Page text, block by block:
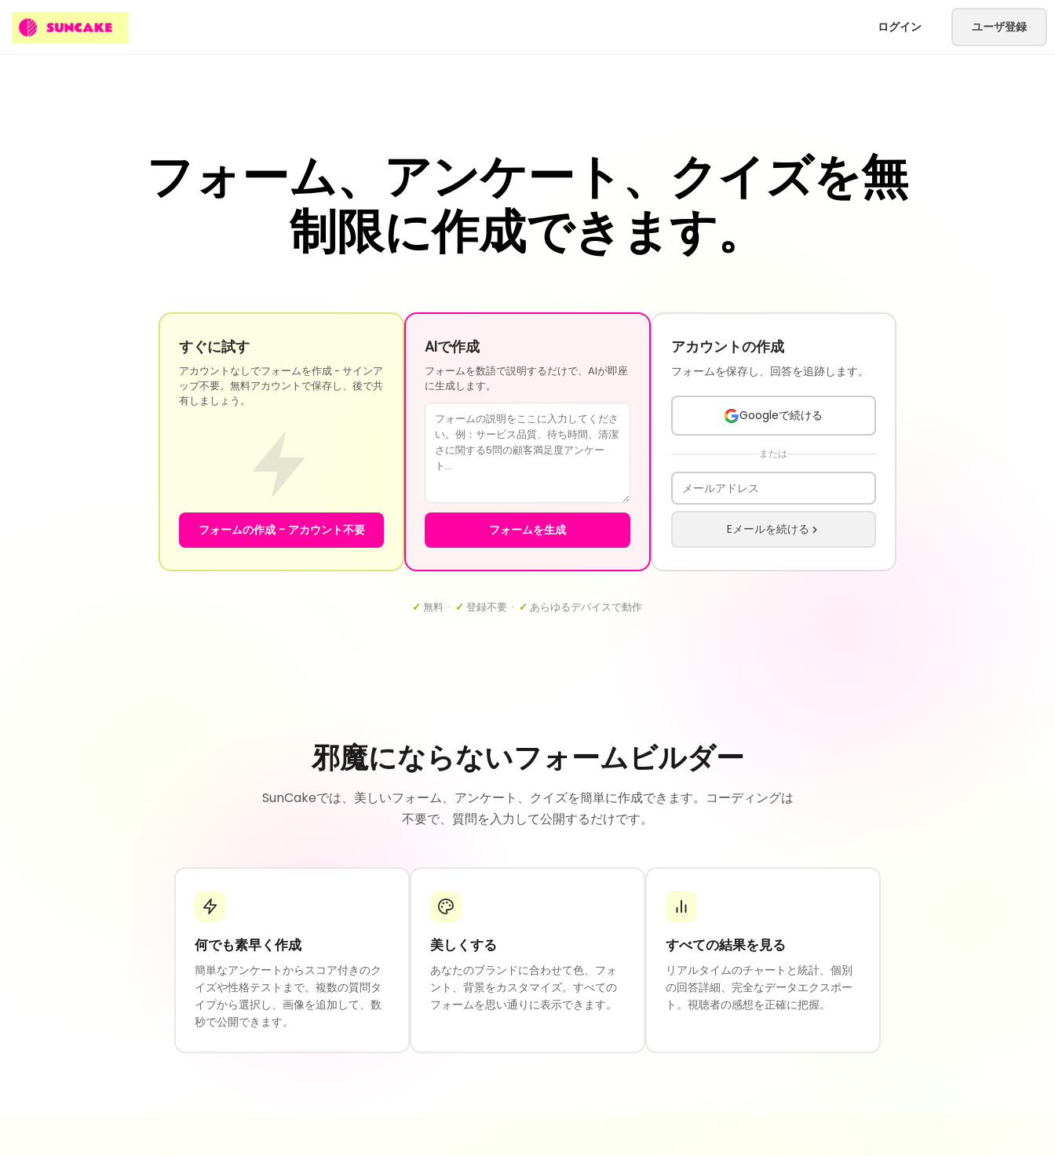
ログイン ユーザ登録
フォーム、アンケート、クイズを無
制限に作成できます。
すぐに試す
アカウントなしでフォームを作成 - サインア
ップ不要。無料アカウントで保存し、後で共
有しましょう。
フォームの作成 - アカウント不要
AIで作成
フォームを数語で説明するだけで、AIが即座
に生成します。
フォームを生成
アカウントの作成
フォームを保存し、回答を追跡します。
Googleで続ける
または
Eメールを続ける
✓ 無料 · ✓ 登録不要 · ✓ あらゆるデバイスで動作
邪魔にならないフォームビルダー
SunCakeでは、美しいフォーム、アンケート、クイズを簡単に作成できます。コーディングは
不要で、質問を入力して公開するだけです。
何でも素早く作成
簡単なアンケートからスコア付きのク
イズや性格テストまで。複数の質問タ
イプから選択し、画像を追加して、数
秒で公開できます。
美しくする
あなたのブランドに合わせて色、フォ
ント、背景をカスタマイズ。すべての
フォームを思い通りに表示できます。
すべての結果を見る
リアルタイムのチャートと統計、個別
の回答詳細、完全なデータエクスポー
ト。視聴者の感想を正確に把握。